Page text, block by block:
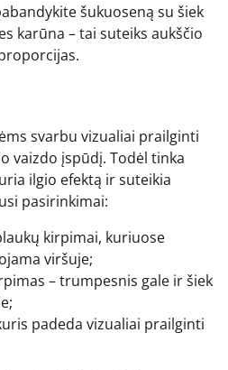
šukuoseną su šiek
karūna – tai suteiks aukščio
svarbu vizualiai prailginti
vaizdo įspūdį. Todėl tinka
ilgio efektą ir suteikia
pasirinkimai:
kirpimai, kuriuose
viršuje;
– trumpesnis gale ir šiek
padeda vizualiai prailginti